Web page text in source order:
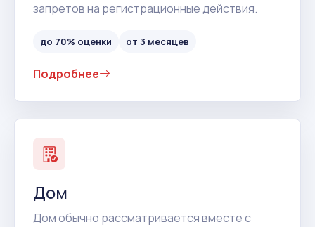
запретов на регистрационные действия.
до 70% оценки от 3 месяцев
Подробнее
Дом
Дом обычно рассматривается вместе с